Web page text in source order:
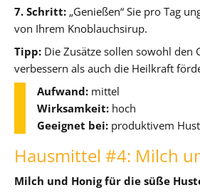
7. Schritt: „Genießen“ Sie pro Tag
von Ihrem Knoblauchsirup.
Tipp: Die Zusätze sollen sowohl den
verbessern als auch die Heilkraft
Aufwand: mittel
Wirksamkeit: hoch
Geeignet bei: produktivem
Hausmittel #4: Milch
Milch und Honig für die süße